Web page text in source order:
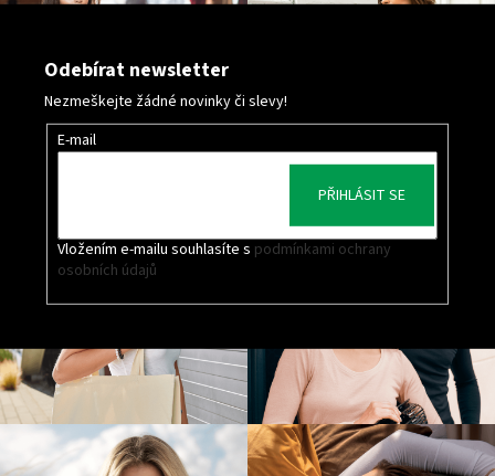
Odebírat newsletter
Nezmeškejte žádné novinky či slevy!
E-mail
Vložením e-mailu souhlasíte s podmínkami ochrany
osobních údajů
PŘIHLÁSIT SE